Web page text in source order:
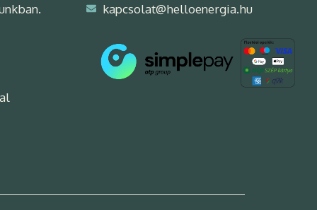
kapcsolat@helloenergia.hu